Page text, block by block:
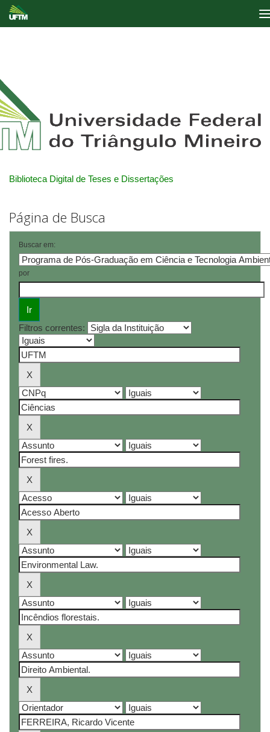
Biblioteca Digital de Teses e Dissertações
Página de Busca
Buscar em:
por
Filtros correntes: